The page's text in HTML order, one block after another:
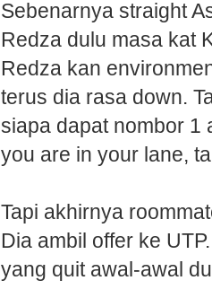
Sebenarnya straight
Redza dulu masa kat
Redza kan
terus dia rasa down.
siapa dapat nombor 1
you are in your lane,
Tapi akhirnya
Dia ambil offer ke
yang quit awal-awal